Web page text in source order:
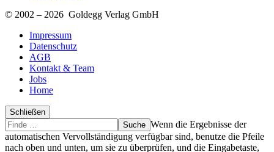
© 2002 – 2026 Goldegg Verlag GmbH
Impressum
Datenschutz
AGB
Kontakt & Team
Jobs
Home
Schließen
Suche
Finde
…
Wenn die Ergebnisse der
automatischen Vervollständigung verfügbar sind, benutze die Pfeile
nach oben und unten, um sie zu überprüfen, und die Eingabetaste,